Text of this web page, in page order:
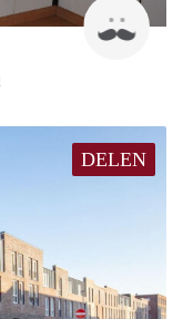
DELEN